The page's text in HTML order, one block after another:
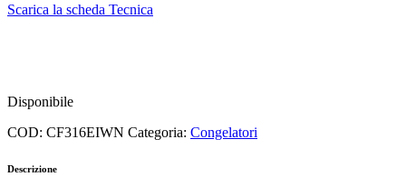
Scarica la scheda Tecnica
Disponibile
COD: CF316EIWN Categoria: Congelatori
Descrizione